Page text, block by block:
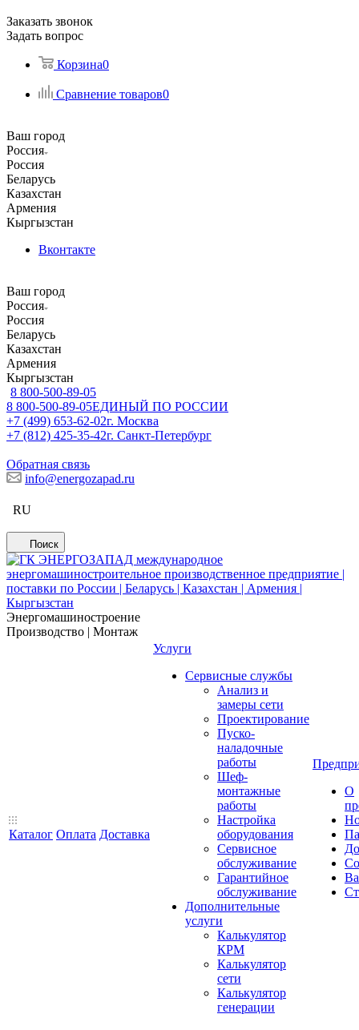
Заказать звонок
Задать вопрос
Корзина0
Сравнение товаров0
Ваш город
Россия
Россия
Беларусь
Казахстан
Армения
Кыргызстан
Вконтакте
Ваш город
Россия
Россия
Беларусь
Казахстан
Армения
Кыргызстан
8 800-500-89-05
8 800-500-89-05ЕДИНЫЙ ПО РОССИИ
+7 (499) 653-62-02г. Москва
+7 (812) 425-35-42г. Санкт-Петербург
Обратная связь
info@energozapad.ru
RU
Поиск
Энергомашиностроение
Производство | Монтаж
Каталог Оплата Доставка
Услуги
Сервисные службы
Анализ и
замеры сети
Проектирование
Пуско-
наладочные
работы
Шеф-
монтажные
работы
Настройка
оборудования
Сервисное
обслуживание
Гарантийное
обслуживание
Дополнительные
услуги
Калькулятор
КРМ
Калькулятор
сети
Калькулятор
генерации
О